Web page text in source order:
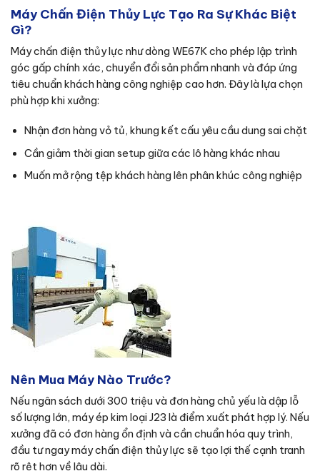
Máy Chấn Điện Thủy Lực Tạo Ra Sự Khác Biệt
Gì?
Máy chấn điện thủy lực như dòng WE67K cho phép lập trình
góc gấp chính xác, chuyển đổi sản phẩm nhanh và đáp ứng
tiêu chuẩn khách hàng công nghiệp cao hơn. Đây là lựa chọn
phù hợp khi xưởng:
Nhận đơn hàng vỏ tủ, khung kết cấu yêu cầu dung sai chặt
Cần giảm thời gian setup giữa các lô hàng khác nhau
Muốn mở rộng tệp khách hàng lên phân khúc công nghiệp
Nên Mua Máy Nào Trước?
Nếu ngân sách dưới 300 triệu và đơn hàng chủ yếu là dập lỗ
số lượng lớn, máy ép kim loại J23 là điểm xuất phát hợp lý. Nếu
xưởng đã có đơn hàng ổn định và cần chuẩn hóa quy trình,
đầu tư ngay máy chấn điện thủy lực sẽ tạo lợi thế cạnh tranh
rõ rệt hơn về lâu dài.